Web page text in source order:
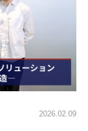
2026.02.09